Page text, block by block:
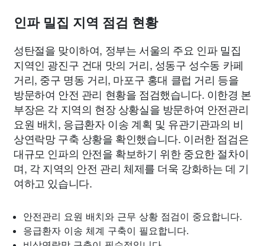
인파 밀집 지역 점검 현황
성탄절을 맞이하여, 정부는 서울의 주요 인파 밀집
지역인 광진구 건대 맛의 거리, 성동구 성수동 카페
거리, 중구 명동 거리, 마포구 홍대 클럽 거리 등을
방문하여 안전 관리 현황을 점검했습니다. 이한경 본
부장은 각 지역의 현장 상황실을 방문하여 안전관리
요원 배치, 응급환자 이송 계획 및 유관기관과의 비
상연락망 구축 상황을 확인했습니다. 이러한 점검은
대규모 인파의 안전을 확보하기 위한 중요한 절차이
며, 각 지역의 안전 관리 체제를 더욱 강화하는 데 기
여하고 있습니다.
안전관리 요원 배치와 근무 상황 점검이 중요합니다.
응급환자 이송 체계 구축이 필요합니다.